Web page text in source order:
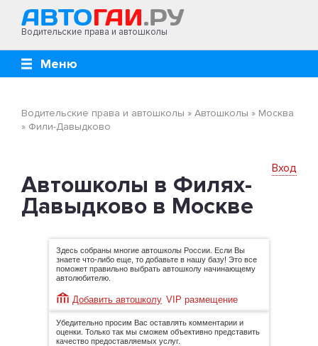
Водительские права и автошколы
Меню
Водительские права и автошколы » Автошколы » Москва
» Фили-Давыдково
Вход
Автошколы в Филях-
Давыдково в Москве
Здесь собраны многие автошколы России. Если Вы
знаете что-либо еще, то добавьте в нашу базу! Это все
поможет правильно выбрать автошколу начинающему
автолюбителю.
Добавить автошколу VIP размещение
Убедительно просим Вас оставлять комментарии и
оценки. Только так мы сможем объективно представить
качество предоставляемых услуг.